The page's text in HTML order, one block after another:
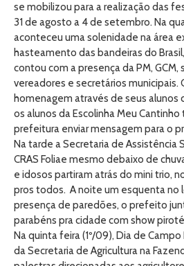
se mobilizou para a realização das
31 de agosto a 4 de setembro. Na
aconteceu uma solenidade na área
hasteamento das bandeiras do
contou com a presença da PM, GCM,
vereadores e secretários municipais.
homenagem através de seus alunos
os alunos da Escolinha Meu
prefeitura enviar mensagem para o
Na tarde a Secretaria de Assistência
CRAS Foliae mesmo debaixo de
e idosos partiram atrás do mini trio,
pros todos. A noite um esquenta no
presença de paredões, o prefeito
parabéns pra cidade com show
Na quinta feira (1º/09), Dia de
da Secretaria de Agricultura na